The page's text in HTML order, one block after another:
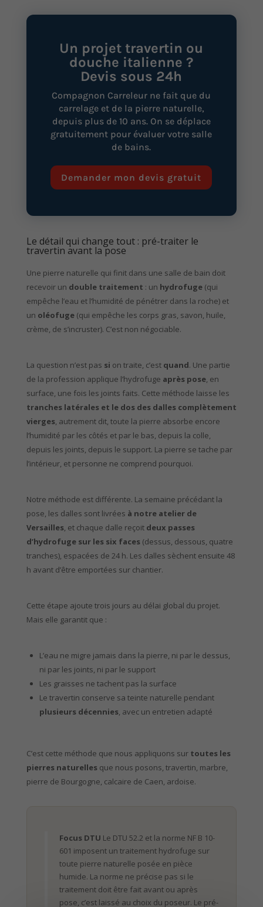
Un projet travertin ou
douche italienne ?
Devis sous 24h
Compagnon Carreleur ne fait que du
carrelage et de la pierre naturelle,
depuis plus de 10 ans. On se déplace
gratuitement pour évaluer votre salle
de bains.
Demander mon devis gratuit
Le détail qui change tout : pré-traiter le
travertin avant la pose
Une pierre naturelle qui finit dans une salle de bain doit
recevoir un double traitement : un hydrofuge(qui
empêche l’eau et l’humidité de pénétrer dans la roche) et
un oléofuge(qui empêche les corps gras, savon, huile,
crème, de s’incruster). C’est non négociable.
La question n’est pas si on traite, c’est quand. Une partie
de la profession applique l’hydrofuge après pose, en
surface, une fois les joints faits. Cette méthode laisse les
tranches latérales et le dos des dalles complètement
vierges, autrement dit, toute la pierre absorbe encore
l’humidité par les côtés et par le bas, depuis la colle,
depuis les joints, depuis le support. La pierre se tache par
l’intérieur, et personne ne comprend pourquoi.
Notre méthode est différente. La semaine précédant la
pose, les dalles sont livrées à notre atelier de
Versailles, et chaque dalle reçoit deux passes
d’hydrofuge sur les six faces(dessus, dessous, quatre
tranches), espacées de 24 h. Les dalles sèchent ensuite 48
h avant d’être emportées sur chantier.
Cette étape ajoute trois jours au délai global du projet.
Mais elle garantit que :
L’eau ne migre jamais dans la pierre, ni par le dessus,
ni par les joints, ni par le support
Les graisses ne tachent pas la surface
Le travertin conserve sa teinte naturelle pendant
plusieurs décennies, avec un entretien adapté
C’est cette méthode que nous appliquons sur toutes les
pierres naturellesque nous posons, travertin, marbre,
pierre de Bourgogne, calcaire de Caen, ardoise.
Focus DTU Le DTU 52.2 et la norme NF B 10-
601 imposent un traitement hydrofuge sur
toute pierre naturelle posée en pièce
humide. La norme ne précise pas si le
traitement doit être fait avant ou après
pose, c’est laissé au choix du poseur. Le pré-